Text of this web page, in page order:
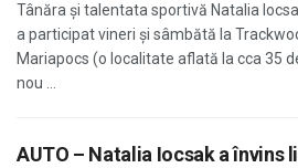
Tânăra și talentata sportivă Natalia
a participat vineri și sâmbătă la
Mariapocs (o localitate aflată la cca 35
nou ...
AUTO – Natalia Iocsak a învins